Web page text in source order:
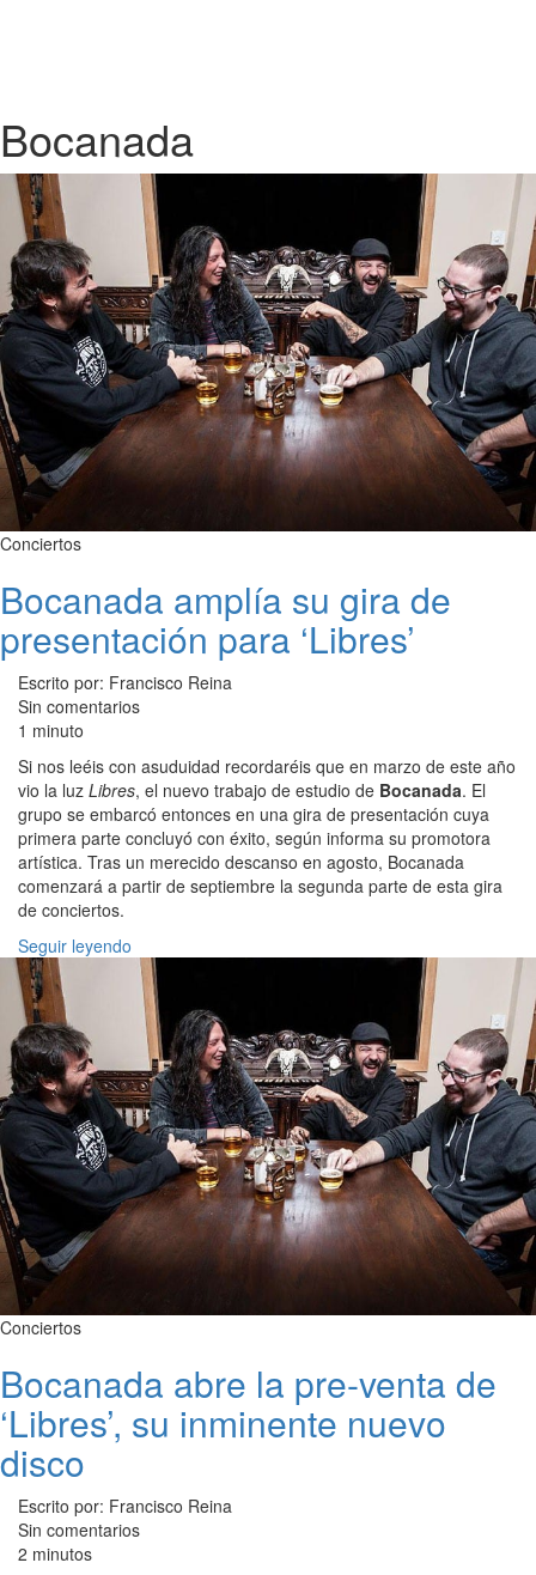
Bocanada
Conciertos
Bocanada amplía su gira de
presentación para ‘Libres’
Escrito por: Francisco Reina
Sin comentarios
1 minuto
Si nos leéis con asuduidad recordaréis que en marzo de este año
vio la luz Libres, el nuevo trabajo de estudio de Bocanada. El
grupo se embarcó entonces en una gira de presentación cuya
primera parte concluyó con éxito, según informa su promotora
artística. Tras un merecido descanso en agosto, Bocanada
comenzará a partir de septiembre la segunda parte de esta gira
de conciertos.
Seguir leyendo
Conciertos
Bocanada abre la pre-venta de
‘Libres’, su inminente nuevo
disco
Escrito por: Francisco Reina
Sin comentarios
2 minutos